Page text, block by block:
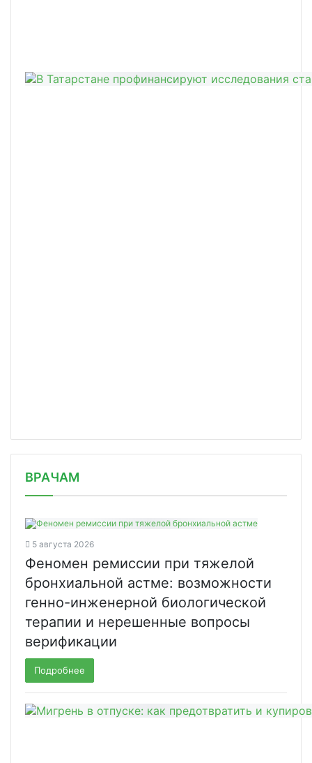
ВРАЧАМ
5 августа 2026
Феномен ремиссии при тяжелой
бронхиальной астме: возможности
генно-инженерной биологической
терапии и нерешенные вопросы
верификации
Подробнее